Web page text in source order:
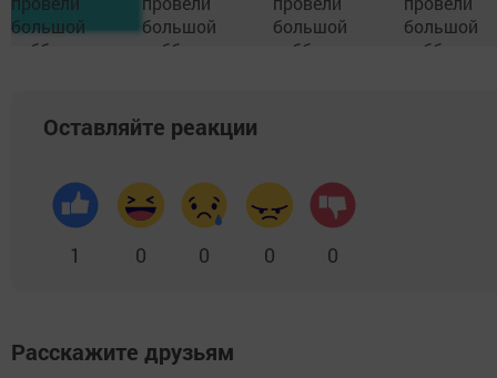
Оставляйте реакции
1 0 0 0 0
Расскажите друзьям